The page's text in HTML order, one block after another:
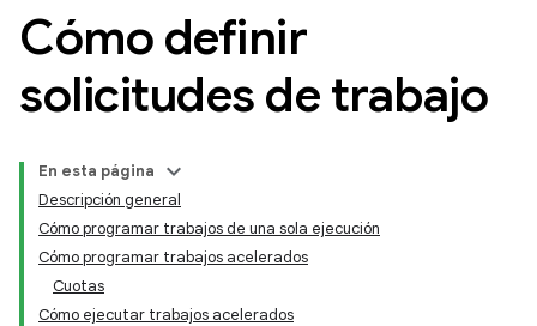
Cómo definir
solicitudes de trabajo
En esta página
Descripción general
Cómo programar trabajos de una sola ejecución
Cómo programar trabajos acelerados
Cuotas
Cómo ejecutar trabajos acelerados